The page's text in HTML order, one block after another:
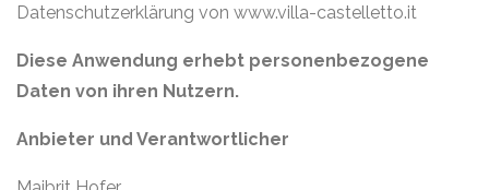
Datenschutzerklärung von www.villa-castelletto.it
Diese Anwendung erhebt personenbezogene
Daten von ihren Nutzern.
Anbieter und Verantwortlicher